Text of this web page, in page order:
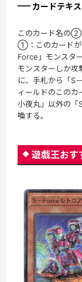
カードテキ
このカード名の②
①：このカードが
Force」モンスタ
モンスターしか
に、手札から「S
ィールドのこのカ
小夜丸」以外の「
喚する。
遊戯王おす